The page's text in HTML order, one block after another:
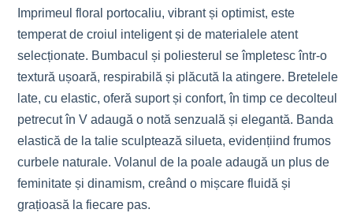
Imprimeul floral portocaliu, vibrant și optimist, este
temperat de croiul inteligent și de materialele atent
selecționate. Bumbacul și poliesterul se împletesc într-o
textură ușoară, respirabilă și plăcută la atingere. Bretelele
late, cu elastic, oferă suport și confort, în timp ce decolteul
petrecut în V adaugă o notă senzuală și elegantă. Banda
elastică de la talie sculptează silueta, evidențiind frumos
curbele naturale. Volanul de la poale adaugă un plus de
feminitate și dinamism, creând o mișcare fluidă și
grațioasă la fiecare pas.